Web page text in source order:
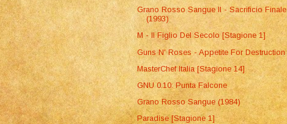
Grano Rosso Sangue II - Sacrificio Finale
(1993)
M - Il Figlio Del Secolo [Stagione 1]
Guns N' Roses - Appetite For Destruction
MasterChef Italia [Stagione 14]
GNU 0.10: Punta Falcone
Grano Rosso Sangue (1984)
Paradise [Stagione 1]